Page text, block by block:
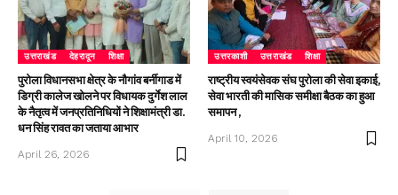
उत्तराखंड देहरादून शिक्षा
पुरोला विधानसभा क्षेत्र के नौगांव बर्नीगाड में
डिग्री कालेज खोलने पर विधायक दुर्गेश लाल
के नैतृत्व में जनप्रतिनिधियों ने शिक्षामंत्री डा.
धन सिंह रावत का जताया आभार
April 26, 2026
उत्तरकाशी उत्तराखंड शिक्षा
राष्ट्रीय स्वयंसेवक संघ पुरोला की सेवा इकाई,
सेवा भारती की मासिक समीक्षा बैठक का हुआ
समापन ,
April 10, 2026